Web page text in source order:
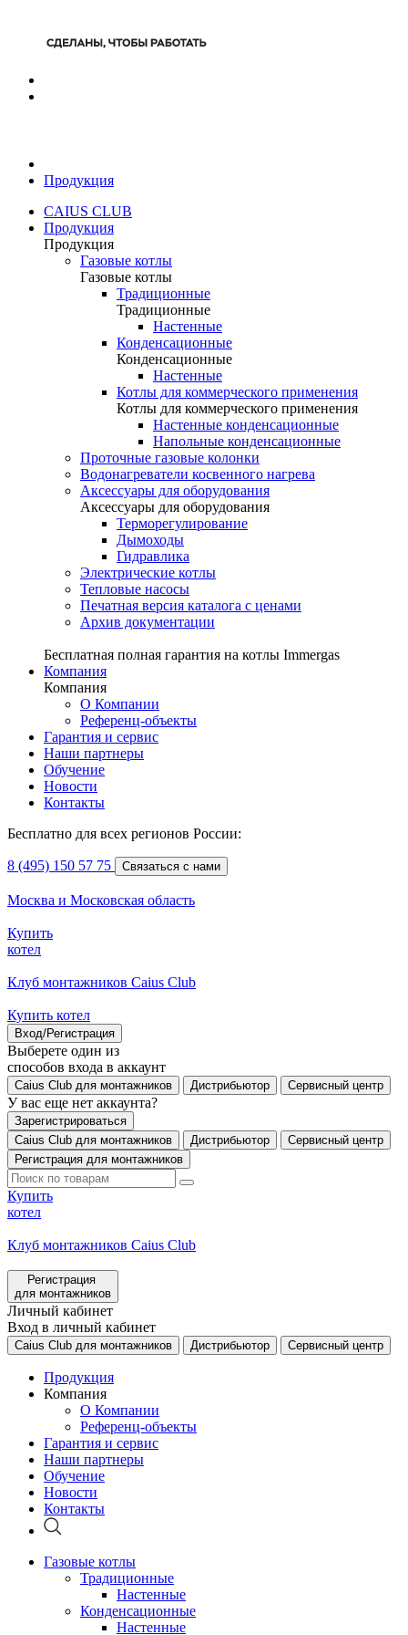
Продукция
CAIUS CLUB
Продукция
Продукция
Газовые котлы
Газовые котлы
Традиционные
Традиционные
Настенные
Конденсационные
Конденсационные
Настенные
Котлы для коммерческого применения
Котлы для коммерческого применения
Настенные конденсационные
Напольные конденсационные
Проточные газовые колонки
Водонагреватели косвенного нагрева
Аксессуары для оборудования
Аксессуары для оборудования
Терморегулирование
Дымоходы
Гидравлика
Электрические котлы
Тепловые насосы
Печатная версия каталога с ценами
Архив документации
Бесплатная полная гарантия на котлы Immergas
Компания
Компания
О Компании
Референц-объекты
Гарантия и сервис
Наши партнеры
Обучение
Новости
Контакты
Бесплатно для всех регионов России:
8 (495) 150 57 75 Связаться с нами
Москва и Московская область
Купить
котел
Клуб монтажников Caius Club
Купить котел
Вход/Регистрация
Выберете один из
способов входа в аккаунт
Caius Club для монтажников Дистрибьютор Сервисный центр
У вас еще нет аккаунта?
Зарегистрироваться
Caius Club для монтажников
Дистрибьютор
Сервисный центр
Регистрация для монтажников
Купить
котел
Клуб монтажников Caius Club
Регистрация
для монтажников
Личный кабинет
Вход в личный кабинет
Caius Club для монтажников Дистрибьютор Сервисный центр
Продукция
Компания
О Компании
Референц-объекты
Гарантия и сервис
Наши партнеры
Обучение
Новости
Контакты
Газовые котлы
Традиционные
Настенные
Конденсационные
Настенные